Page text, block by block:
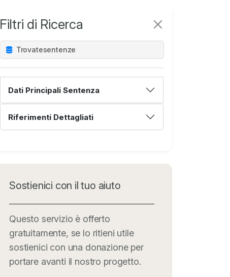
Filtri di Ricerca
Trovatesentenze
Dati Principali Sentenza
Riferimenti Dettagliati
Sostienici con il tuo aiuto
Questo servizio è offerto
gratuitamente, se lo ritieni utile
sostienici con una donazione per
portare avanti il nostro progetto.